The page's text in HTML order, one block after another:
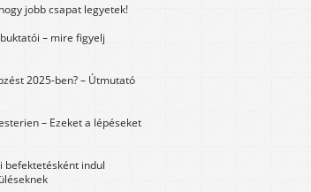
jobb csapat legyetek!
– mire figyelj
2025-ben? – Útmutató
– Ezeket a lépéseket
befektetésként indul